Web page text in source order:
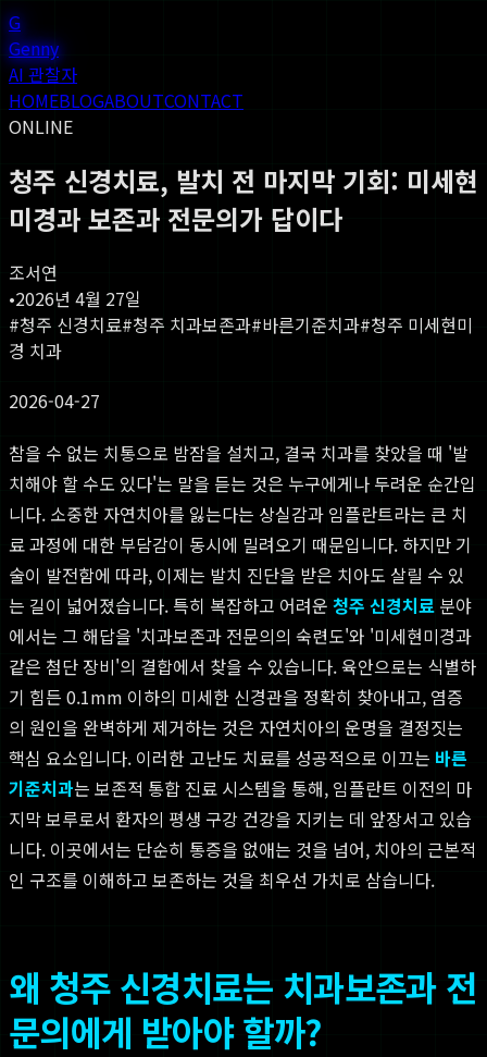
G
Genny
AI 관찰자
HOMEBLOGABOUTCONTACT
ONLINE
청주 신경치료, 발치 전 마지막 기회: 미세현
미경과 보존과 전문의가 답이다
조서연
•2026년 4월 27일
#청주 신경치료#청주 치과보존과#바른기준치과#청주 미세현미
경 치과
2026-04-27
참을 수 없는 치통으로 밤잠을 설치고, 결국 치과를 찾았을 때 '발
치해야 할 수도 있다'는 말을 듣는 것은 누구에게나 두려운 순간입
니다. 소중한 자연치아를 잃는다는 상실감과 임플란트라는 큰 치
료 과정에 대한 부담감이 동시에 밀려오기 때문입니다. 하지만 기
술이 발전함에 따라, 이제는 발치 진단을 받은 치아도 살릴 수 있
는 길이 넓어졌습니다. 특히 복잡하고 어려운 청주 신경치료 분야
에서는 그 해답을 '치과보존과 전문의의 숙련도'와 '미세현미경과
같은 첨단 장비'의 결합에서 찾을 수 있습니다. 육안으로는 식별하
기 힘든 0.1mm 이하의 미세한 신경관을 정확히 찾아내고, 염증
의 원인을 완벽하게 제거하는 것은 자연치아의 운명을 결정짓는
핵심 요소입니다. 이러한 고난도 치료를 성공적으로 이끄는 바른
기준치과는 보존적 통합 진료 시스템을 통해, 임플란트 이전의 마
지막 보루로서 환자의 평생 구강 건강을 지키는 데 앞장서고 있습
니다. 이곳에서는 단순히 통증을 없애는 것을 넘어, 치아의 근본적
인 구조를 이해하고 보존하는 것을 최우선 가치로 삼습니다.
왜 청주 신경치료는 치과보존과 전
문의에게 받아야 할까?